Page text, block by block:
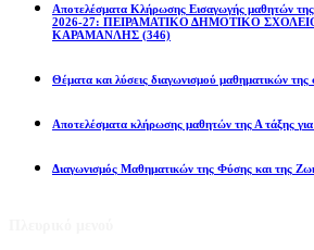
Αποτελέσματα Κλήρωσης Εισαγωγής μαθητών της
2026-27: ΠΕΙΡΑΜΑΤΙΚΟ ΔΗΜΟΤΙΚΟ
ΚΑΡΑΜΑΝΛΗΣ (346)
Θέματα και λύσεις διαγωνισμού μαθηματικών
Αποτελέσματα κλήρωσης μαθητών της Α τάξης
Διαγωνισμός Μαθηματικών της Φύσης και της